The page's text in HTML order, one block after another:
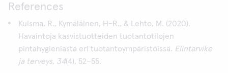
References
Kuisma, R., Kymäläinen, H-R., & Lehto, M. (2020).
Havaintoja kasvistuotteiden tuotantotilojen
pintahygieniasta eri tuotantoympäristöissä. Elintarvike
ja terveys, 34(4), 52–55.